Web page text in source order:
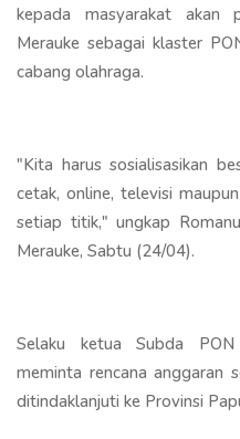
kepada masyarakat akan
Merauke sebagai klaster
cabang olahraga.
"Kita harus sosialisasikan
cetak, online, televisi
setiap titik," ungkap
Merauke, Sabtu (24/04).
Selaku ketua Subda PON
meminta rencana anggaran
ditindaklanjuti ke Provinsi